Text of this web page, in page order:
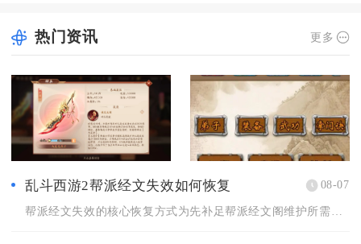
热门资讯 更多
乱斗西游2帮派经文失效如何恢复 08-07